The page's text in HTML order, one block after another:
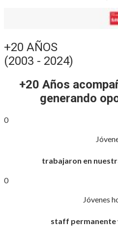
+20 AÑOS
(2003 - 2024)
+20 Años
generando
0
trabajaron en
0
Jóvenes
staff permanente